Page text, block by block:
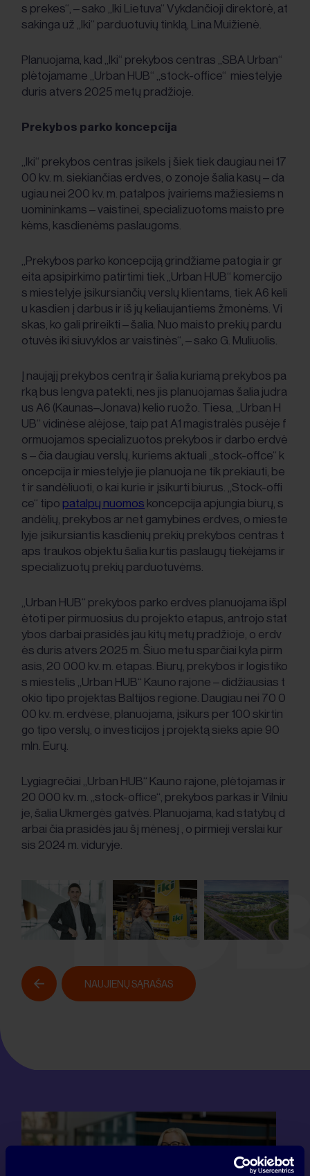
s prekes“, – sako „Iki Lietuva“ Vykdančioji direktorė, at
sakinga už „Iki“ parduotuvių tinklą, Lina Muižienė.
Planuojama, kad „Iki“ prekybos centras „SBA Urban“
plėtojamame „Urban HUB“ „stock-office“ miestelyje
duris atvers 2025 metų pradžioje.
Prekybos parko koncepcija
„Iki“ prekybos centras įsikels į šiek tiek daugiau nei 17
00 kv. m. siekiančias erdves, o zonoje šalia kasų – da
ugiau nei 200 kv. m. patalpos įvairiems mažiesiems n
uomininkams – vaistinei, specializuotoms maisto pre
kėms, kasdienėms paslaugoms.
„Prekybos parko koncepciją grindžiame patogia ir gr
eita apsipirkimo patirtimi tiek „Urban HUB“ komercijo
s miestelyje įsikursiančių verslų klientams, tiek A6 keli
u kasdien į darbus ir iš jų keliaujantiems žmonėms. Vi
skas, ko gali prireikti – šalia. Nuo maisto prekių pardu
otuvės iki siuvyklos ar vaistinės“, – sako G. Muliuolis.
Į naująjį prekybos centrą ir šalia kuriamą prekybos pa
rką bus lengva patekti, nes jis planuojamas šalia judra
us A6 (Kaunas–Jonava) kelio ruožo. Tiesa, „Urban H
UB“ vidinėse alėjose, taip pat A1 magistralės pusėje f
ormuojamos specializuotos prekybos ir darbo erdvė
s – čia daugiau verslų, kuriems aktuali „stock-offce“ k
oncepcija ir miestelyje jie planuoja ne tik prekiauti, be
t ir sandėliuoti, o kai kurie ir įsikurti biurus. „Stock-offi
ce“ tipo patalpų nuomos koncepcija apjungia biurų, s
andėlių, prekybos ar net gamybines erdves, o mieste
lyje įsikursiantis kasdienių prekių prekybos centras t
aps traukos objektu šalia kurtis paslaugų tiekėjams ir
specializuotų prekių parduotuvėms.
„Urban HUB“ prekybos parko erdves planuojama išpl
ėtoti per pirmuosius du projekto etapus, antrojo stat
ybos darbai prasidės jau kitų metų pradžioje, o erdv
ės duris atvers 2025 m. Šiuo metu sparčiai kyla pirm
asis, 20 000 kv. m. etapas. Biurų, prekybos ir logistiko
s miestelis „Urban HUB“ Kauno rajone – didžiausias t
okio tipo projektas Baltijos regione. Daugiau nei 70 0
00 kv. m. erdvėse, planuojama, įsikurs per 100 skirtin
go tipo verslų, o investicijos į projektą sieks apie 90
mln. Eurų.
Lygiagrečiai „Urban HUB“ Kauno rajone, plėtojamas ir
20 000 kv. m. „stock-office“, prekybos parkas ir Vilniu
je, šalia Ukmergės gatvės. Planuojama, kad statybų d
arbai čia prasidės jau šį mėnesį , o pirmieji verslai kur
sis 2024 m. viduryje.
NAUJIENŲ SĄRAŠAS